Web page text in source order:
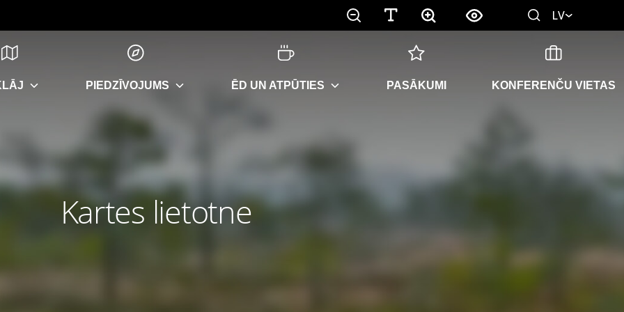
LV
PIEDZĪVOJUMS ĒD UN ATPŪTIES PASĀKUMI KONFERENČU VIETAS
Kartes lietotne